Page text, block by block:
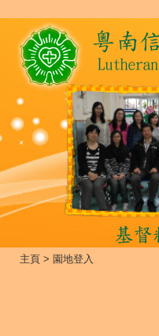
主頁 > 園地登入